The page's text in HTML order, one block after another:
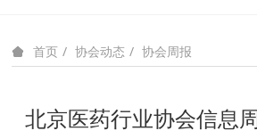
首页 协会动态 协会周报
北京医药行业协会信息